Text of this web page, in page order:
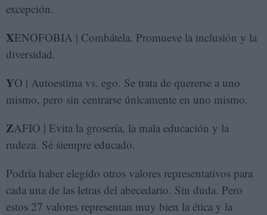
excepción.
XENOFOBIA | Combátela. Promueve la inclusión y la
diversidad.
YO | Autoestima vs. ego. Se trata de quererse a uno
mismo, pero sin centrarse únicamente en uno mismo.
ZAFIO | Evita la grosería, la mala educación y la
rudeza. Sé siempre educado.
Podría haber elegido otros valores representativos para
cada una de las letras del abecedario. Sin duda. Pero
estos 27 valores representan muy bien la ética y la